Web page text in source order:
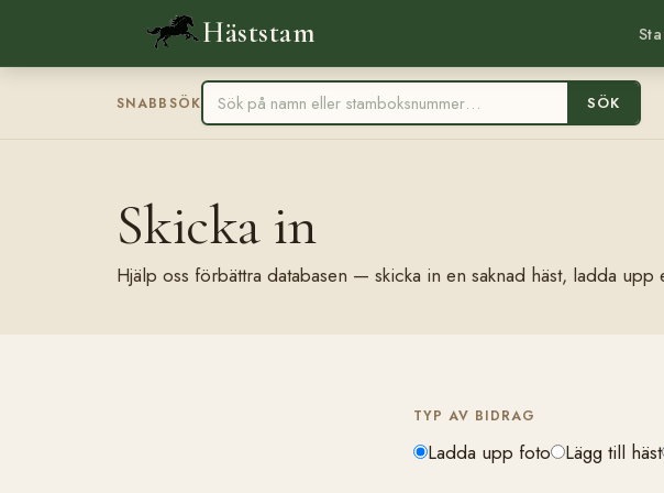
Häststam
SNABBSÖK SÖK
Skicka in
Hjälp oss förbättra databasen — skicka in en saknad häst, ladda
TYP AV BIDRAG
Ladda upp foto Lägg till häst